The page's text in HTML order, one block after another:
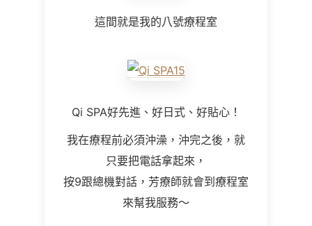
這間就是我的八號療程室
Qi SPA好先進、好日式、好貼心！
我在療程前必須沖澡，沖完之後，就
只要把電話拿起來，
按9跟總機對話，芳療師就會到療程室
來幫我服務～